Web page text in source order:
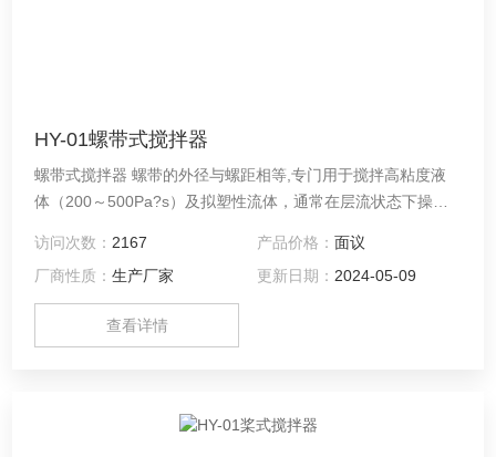
HY-01螺带式搅拌器
螺带式搅拌器 螺带的外径与螺距相等,专门用于搅拌高粘度液
体（200～500Pa?s）及拟塑性流体，通常在层流状态下操
访问次数： 2167 产品价格： 面议
厂商性质：生产厂家 更新日期： 2024-05-09
查看详情